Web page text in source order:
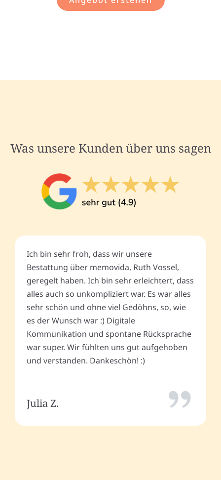
Was unsere Kunden über uns sagen
Ich bin sehr froh, dass wir unsere
Bestattung über memovida, Ruth Vossel,
geregelt haben. Ich bin sehr erleichtert, dass
alles auch so unkompliziert war. Es war alles
sehr schön und ohne viel Gedöhns, so, wie
es der Wunsch war :) Digitale
Kommunikation und spontane Rücksprache
war super. Wir fühlten uns gut aufgehoben
und verstanden. Dankeschön! :)
Julia Z.